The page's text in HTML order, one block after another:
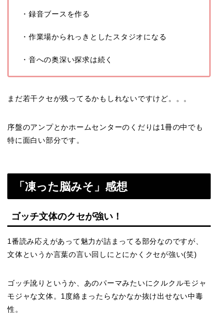
・録音ブースを作る
・作業場かられっきとしたスタジオになる
・音への奥深い探求は続く
まだ若干クセが残ってるかもしれないですけど。。。
序盤のアンプとかホームセンターのくだりは1冊の中でも
特に面白い部分です。
「凍った脳みそ」感想
ゴッチ文体のクセが強い！
1番読み応えがあって魅力が詰まってる部分なのですが、
文体というか言葉の言い回しにとにかくクセが強い(笑)
ゴッチ訛りというか、あのパーマみたいにクルクルモジャ
モジャな文体。1度絡まったらなかなか抜け出せない中毒
性。